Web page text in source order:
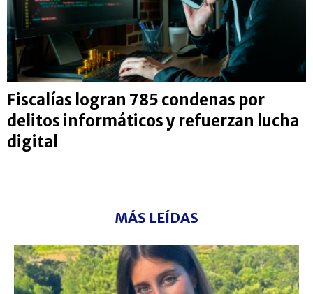
Fiscalías logran 785 condenas por
delitos informáticos y refuerzan lucha
digital
MÁS LEÍDAS